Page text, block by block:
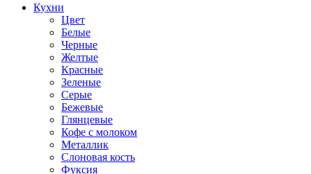
Кухни
Цвет
Белые
Черные
Желтые
Красные
Зеленые
Серые
Бежевые
Глянцевые
Кофе с молоком
Металлик
Слоновая кость
Фуксия